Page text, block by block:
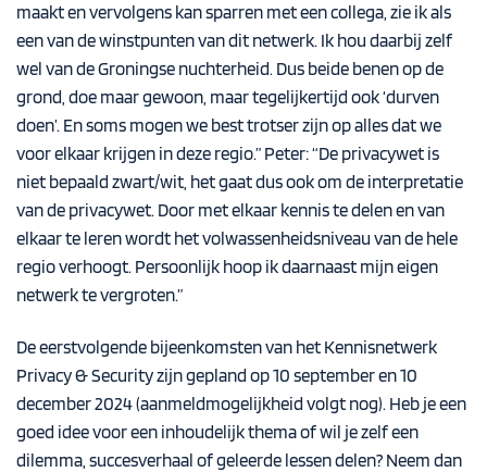
maakt en vervolgens kan sparren met een collega, zie ik als
een van de winstpunten van dit netwerk. Ik hou daarbij zelf
wel van de Groningse nuchterheid. Dus beide benen op de
grond, doe maar gewoon, maar tegelijkertijd ook ‘durven
doen’. En soms mogen we best trotser zijn op alles dat we
voor elkaar krijgen in deze regio.” Peter: “De privacywet is
niet bepaald zwart/wit, het gaat dus ook om de interpretatie
van de privacywet. Door met elkaar kennis te delen en van
elkaar te leren wordt het volwassenheidsniveau van de hele
regio verhoogt. Persoonlijk hoop ik daarnaast mijn eigen
netwerk te vergroten.”
De eerstvolgende bijeenkomsten van het Kennisnetwerk
Privacy & Security zijn gepland op 10 september en 10
december 2024 (aanmeldmogelijkheid volgt nog). Heb je een
goed idee voor een inhoudelijk thema of wil je zelf een
dilemma, succesverhaal of geleerde lessen delen? Neem dan